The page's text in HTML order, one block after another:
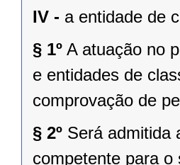
IV - a entidade de
§ 1º A atuação no
e entidades de
comprovação de
§ 2º Será admitida
competente para o